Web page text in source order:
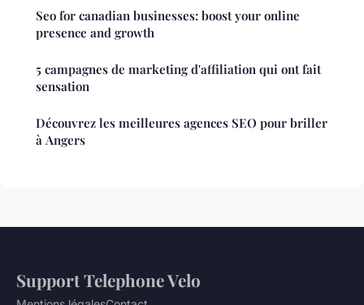
Seo for canadian businesses: boost your online
presence and growth
5 campagnes de marketing d'affiliation qui ont fait
sensation
Découvrez les meilleures agences SEO pour briller
à Angers
Support Telephone Velo